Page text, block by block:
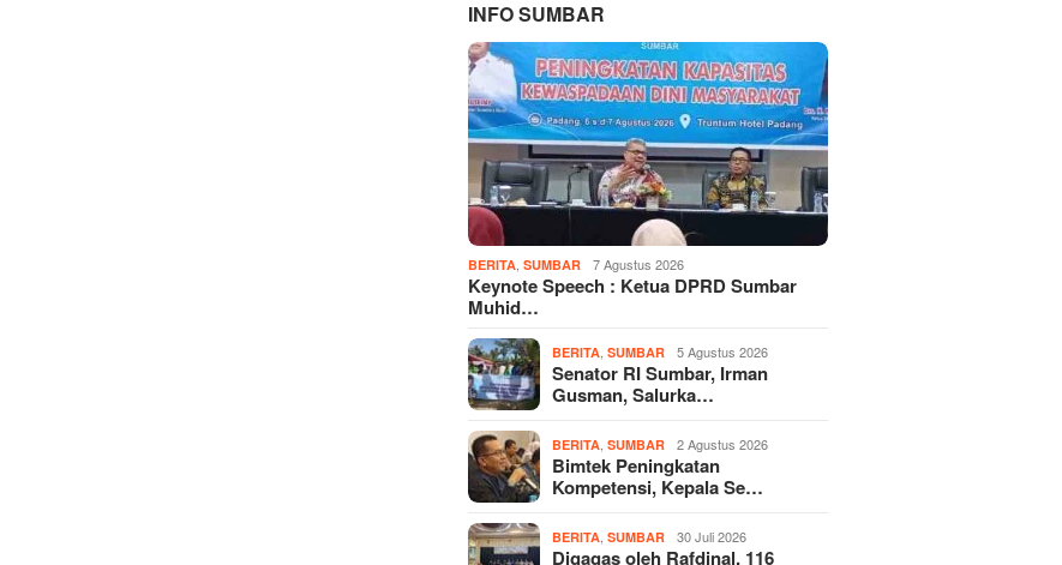
INFO SUMBAR
BERITA ,SUMBAR 7 Agustus 2026
Keynote Speech : Ketua DPRD Sumbar
Muhid…
BERITA ,SUMBAR 5 Agustus 2026
Senator RI Sumbar, Irman
Gusman, Salurka…
BERITA ,SUMBAR 2 Agustus 2026
Bimtek Peningkatan
Kompetensi, Kepala Se…
BERITA ,SUMBAR 30 Juli 2026
Digagas oleh Rafdinal, 116